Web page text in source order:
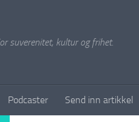
suverenitet, kultur og frihet.
Podcaster Send inn artikkel